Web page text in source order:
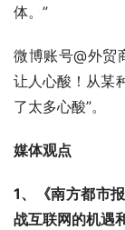
体。”
微博账号@外贸
让人心酸！从某
了太多心酸”。
媒体观点
1、《南方都市
战互联网的机遇